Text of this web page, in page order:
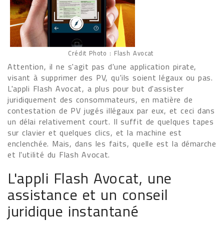
Crédit Photo : Flash Avocat
Attention, il ne s'agit pas d'une application pirate,
visant à supprimer des PV, qu'ils soient légaux ou pas.
L'appli Flash Avocat, a plus pour but d'assister
juridiquement des consommateurs, en matière de
contestation de PV jugés illégaux par eux, et ceci dans
un délai relativement court. Il suffit de quelques tapes
sur clavier et quelques clics, et la machine est
enclenchée. Mais, dans les faits, quelle est la démarche
et l'utilité du Flash Avocat.
L'appli Flash Avocat, une
assistance et un conseil
juridique instantané